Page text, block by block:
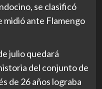
se clasificó
midió ante Flamengo
julio quedará
del conjunto de
de 26 años lograba